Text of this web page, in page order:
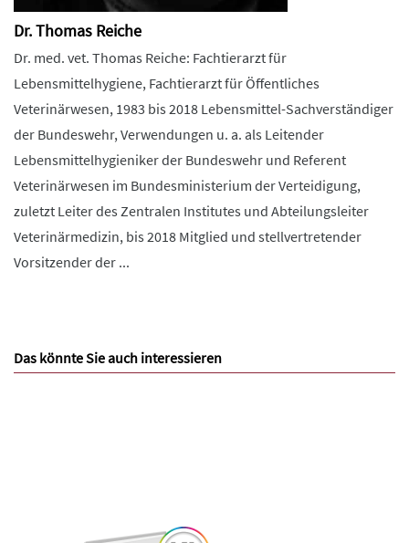
Dr. Thomas Reiche
Dr. med. vet. Thomas Reiche: Fachtierarzt für
Lebensmittelhygiene, Fachtierarzt für Öffentliches
Veterinärwesen, 1983 bis 2018 Lebensmittel-Sachverständiger
der Bundeswehr, Verwendungen u. a. als Leitender
Lebensmittelhygieniker der Bundeswehr und Referent
Veterinärwesen im Bundesministerium der Verteidigung,
zuletzt Leiter des Zentralen Institutes und Abteilungsleiter
Veterinärmedizin, bis 2018 Mitglied und stellvertretender
Vorsitzender der ...
Das könnte Sie auch interessieren